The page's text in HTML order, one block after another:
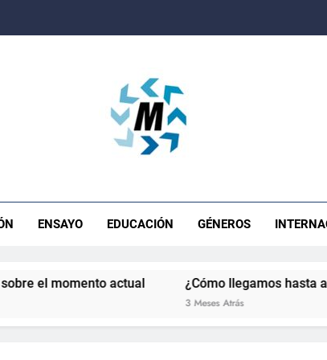
ENSAYO EDUCACIÓN GÉNEROS
el momento actual ¿Cómo llegamos hasta acá?
3 Meses Atrás